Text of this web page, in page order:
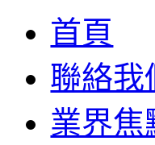
首頁
聯絡我
業界焦